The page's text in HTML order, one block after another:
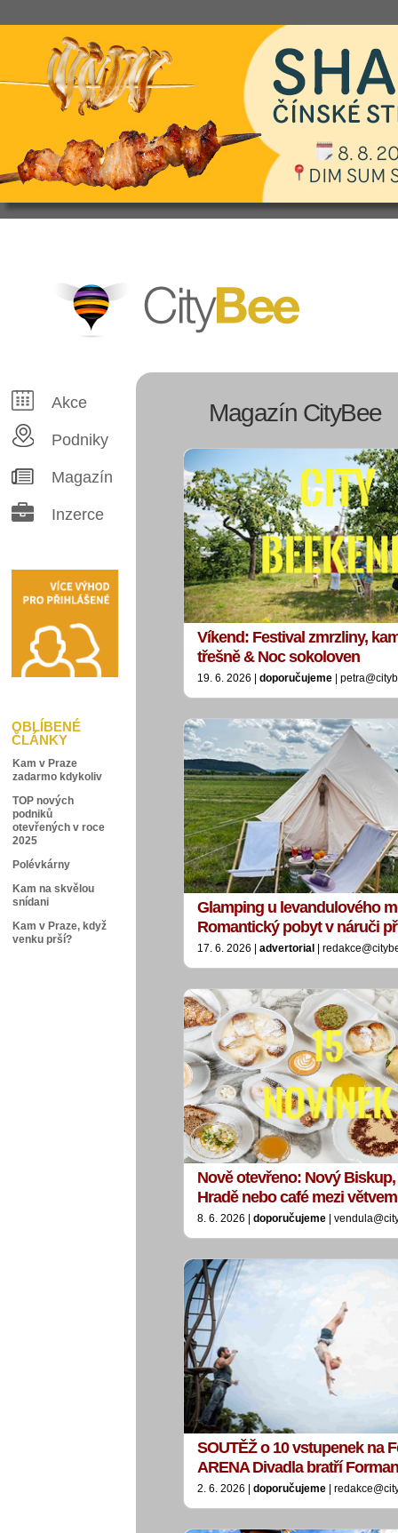
CityBee
Akce
Podniky
Magazín
Inzerce
OBLÍBENÉ
ČLÁNKY
Kam v Praze
zadarmo kdykoliv
TOP nových
podniků
otevřených v roce
2025
Polévkárny
Kam na skvělou
snídani
Kam v Praze, když
venku prší?
Magazín CityBee
Víkend: Festival zmrzliny,
třešně & Noc sokoloven
19. 6. 2026 | doporučujeme |
Glamping u levandulového
Romantický pobyt v náruči
17. 6. 2026 | advertorial |
Nově otevřeno: Nový
Hradě nebo café mezi
8. 6. 2026 | doporučujeme |
SOUTĚŽ o 10 vstupenek na
ARENA Divadla bratří
2. 6. 2026 | doporučujeme |